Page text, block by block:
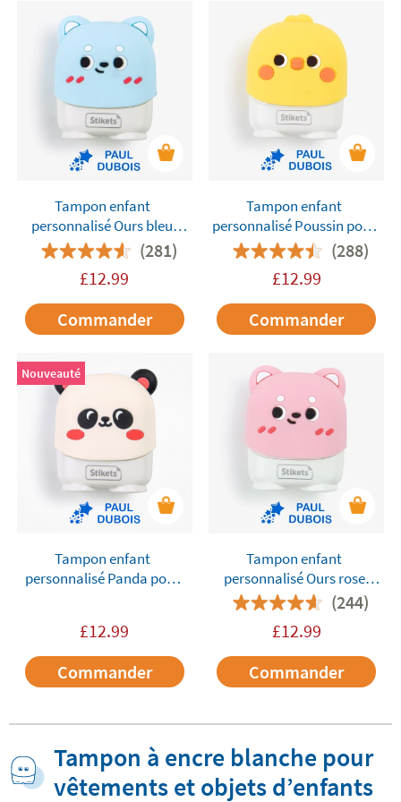
Tampon enfant
personnalisé Ours bleu
pour marquer les
vêtements et les objets
(281)
£12.99
Commander
Tampon enfant
personnalisé Poussin pour
marquer les vêtements et
les objets
(288)
£12.99
Commander
Nouveauté
Tampon enfant
personnalisé Panda pour
£12.99
Commander
Tampon enfant
personnalisé Ours rose
pour marquer les
vêtements et les objets
(244)
£12.99
Commander
Tampon à encre blanche pour
vêtements et objets d’enfants